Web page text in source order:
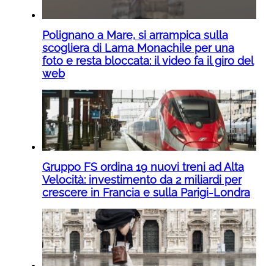
Polignano a Mare, si arrampica sulla
scogliera di Lama Monachile per una
foto e resta bloccata: il video fa il giro del
web
Gruppo FS ordina 19 nuovi treni ad Alta
Velocità: investimento da 2 miliardi per
crescere in Francia e sulla Parigi-Londra